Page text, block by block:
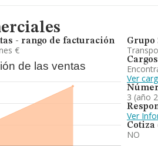
- rango de facturación
€
de las ventas
Grupo
Cargos
Ver
3 (año
Ver
Cotiza
NO